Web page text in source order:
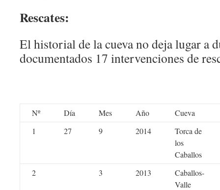
Rescates:
El historial de la cueva no deja lugar a
documentados 17 intervenciones de
Nº Día Mes Año
Cueva
1
27 9 2014
Torca de
los
Caballos
2
3 2013
Caballos-
Valle